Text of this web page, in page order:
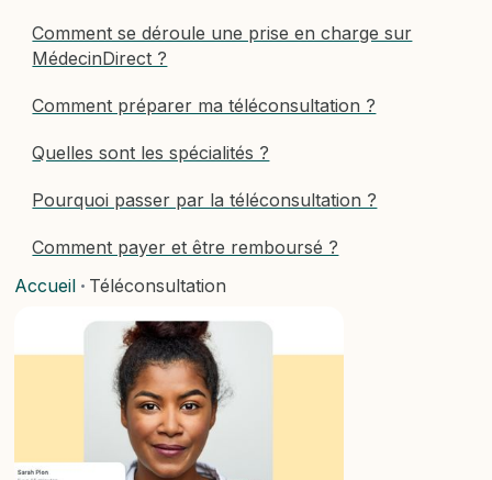
Comment se déroule une prise en charge sur
MédecinDirect ?
Comment préparer ma téléconsultation ?
Quelles sont les spécialités ?
Pourquoi passer par la téléconsultation ?
Comment payer et être remboursé ?
Accueil • Téléconsultation